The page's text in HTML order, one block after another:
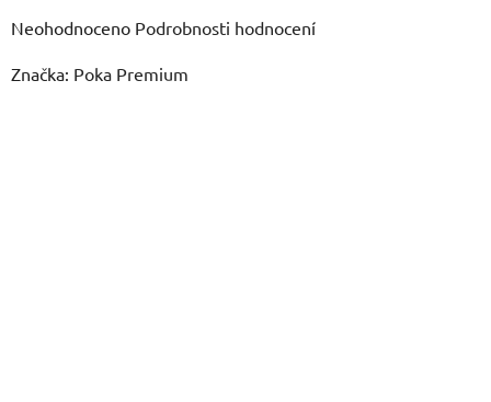
Průměrné
produktu
Neohodnoceno Podrobnosti hodnocení
Značka: Poka Premium